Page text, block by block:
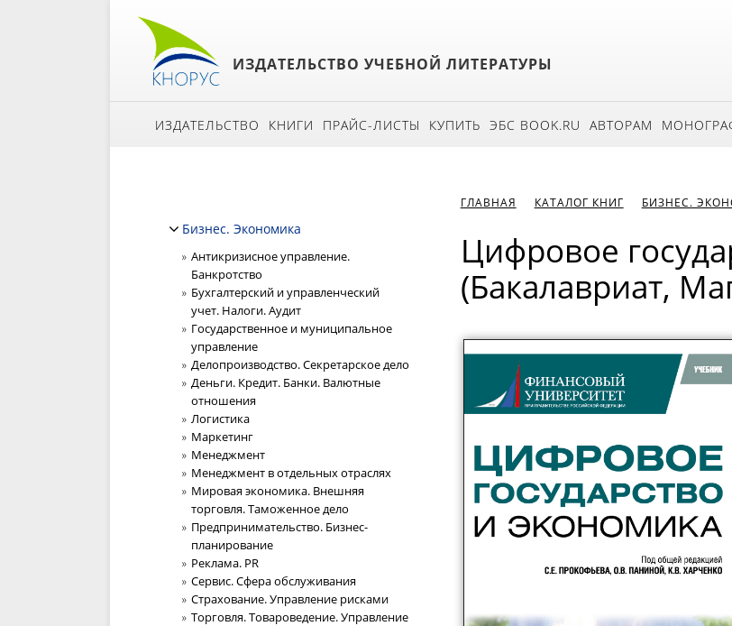
ИЗДАТЕЛЬСТВО УЧЕБНОЙ ЛИТЕРАТУРЫ
ИЗДАТЕЛЬСТВО КНИГИ ПРАЙС-ЛИСТЫ КУПИТЬ ЭБС BOOK.RU АВТОРАМ
Бизнес. Экономика
Антикризисное управление.
Банкротство
Бухгалтерский и управленческий
учет. Налоги. Аудит
Государственное и муниципальное
управление
Делопроизводство. Секретарское дело
Деньги. Кредит. Банки. Валютные
отношения
Логистика
Маркетинг
Менеджмент
Менеджмент в отдельных отраслях
Мировая экономика. Внешняя
торговля. Таможенное дело
Предпринимательство. Бизнес-
планирование
Реклама. PR
Сервис. Сфера обслуживания
Страхование. Управление рисками
Торговля. Товароведение. Управление
ГЛАВНАЯ КАТАЛОГ КНИГ БИЗНЕС.
Цифровое
(Бакалавриат,